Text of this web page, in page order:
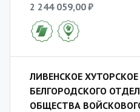
2 244 059,00 ₽
ЛИВЕНСКОЕ
БЕЛГОРОДСКОГО
ОБЩЕСТВА